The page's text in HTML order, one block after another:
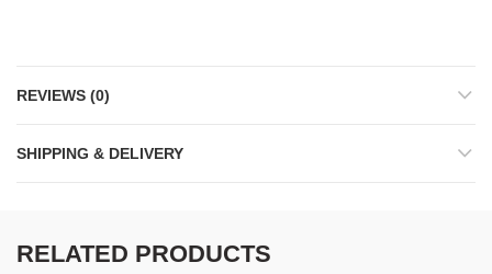
REVIEWS (0)
SHIPPING & DELIVERY
RELATED PRODUCTS